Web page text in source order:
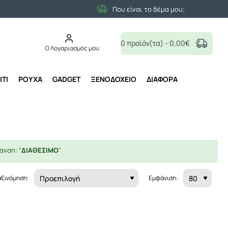
Που είναι το δέμα μου;
Ο Λογαριασμός μου
0 προϊόν(τα) - 0,00€
ΡΟΥΧΑ GADGET ΞΕΝΟΔΟΧΕΙΟ ΔΙΑΦΟΡΑ
"ΔΙΑΘΕΣΙΜΟ"
Εμφάνιση: